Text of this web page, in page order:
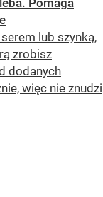
Pomaga
lub szynką,
zrobisz
dodanych
więc nie znudzi